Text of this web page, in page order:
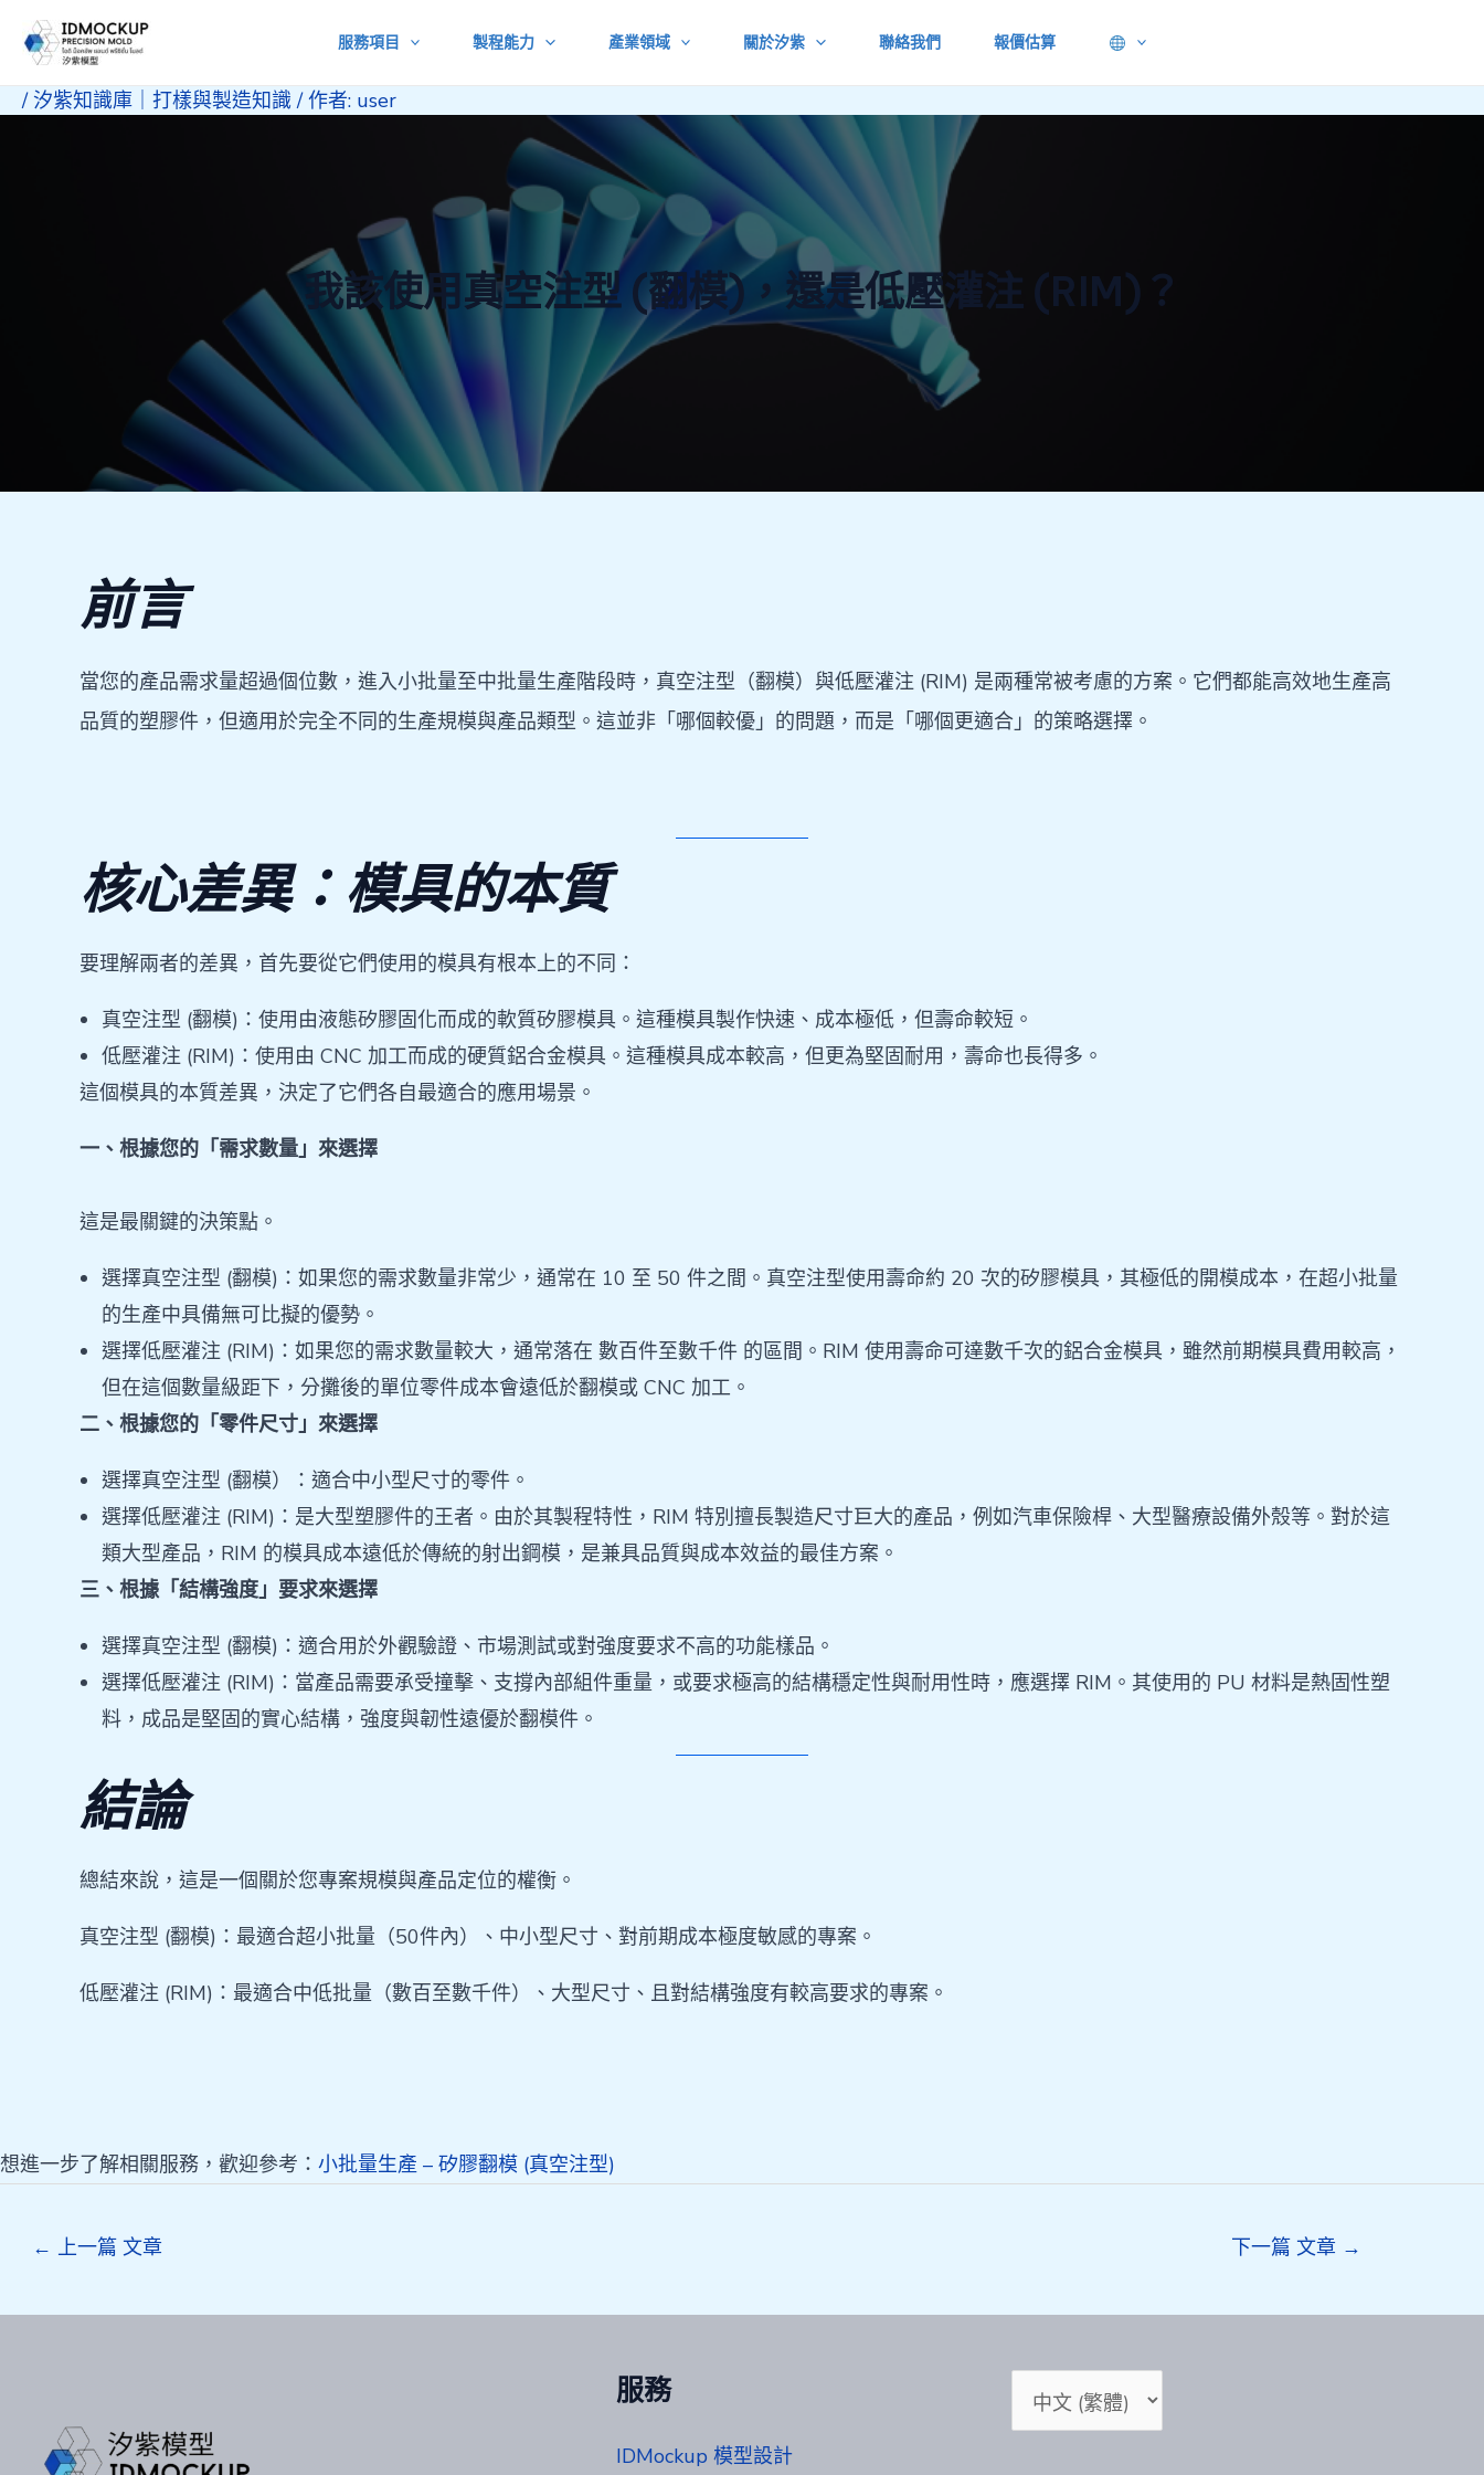
主
服務項目 製程能力 產業領域 關於汐紫 聯絡我們 報價估算
/汐紫知識庫｜打樣與製造知識/ 作者: user
我該使用真空注型 (翻模)，還是低壓灌注 (RIM)？
前言
當您的產品需求量超過個位數，進入小批量至中批量生產階段時，真空注型（翻模）與低壓灌注 (RIM) 是兩種常被考慮的方案。它們都能高效地生產高
品質的塑膠件，但適用於完全不同的生產規模與產品類型。這並非「哪個較優」的問題，而是「哪個更適合」的策略選擇。
核心差異：模具的本質
要理解兩者的差異，首先要從它們使用的模具有根本上的不同：
真空注型 (翻模)：使用由液態矽膠固化而成的軟質矽膠模具。這種模具製作快速、成本極低，但壽命較短。
低壓灌注 (RIM)：使用由 CNC 加工而成的硬質鋁合金模具。這種模具成本較高，但更為堅固耐用，壽命也長得多。
這個模具的本質差異，決定了它們各自最適合的應用場景。
一、根據您的「需求數量」來選擇
這是最關鍵的決策點。
選擇真空注型 (翻模)：如果您的需求數量非常少，通常在 10 至 50 件之間。真空注型使用壽命約 20 次的矽膠模具，其極低的開模成本，在超小批量
的生產中具備無可比擬的優勢。
選擇低壓灌注 (RIM)：如果您的需求數量較大，通常落在 數百件至數千件 的區間。RIM 使用壽命可達數千次的鋁合金模具，雖然前期模具費用較高，
但在這個數量級距下，分攤後的單位零件成本會遠低於翻模或 CNC 加工。
二、根據您的「零件尺寸」來選擇
選擇真空注型 (翻模）：適合中小型尺寸的零件。
選擇低壓灌注 (RIM)：是大型塑膠件的王者。由於其製程特性，RIM 特別擅長製造尺寸巨大的產品，例如汽車保險桿、大型醫療設備外殼等。對於這
類大型產品，RIM 的模具成本遠低於傳統的射出鋼模，是兼具品質與成本效益的最佳方案。
三、根據「結構強度」要求來選擇
選擇真空注型 (翻模)：適合用於外觀驗證、市場測試或對強度要求不高的功能樣品。
選擇低壓灌注 (RIM)：當產品需要承受撞擊、支撐內部組件重量，或要求極高的結構穩定性與耐用性時，應選擇 RIM。其使用的 PU 材料是熱固性塑
料，成品是堅固的實心結構，強度與韌性遠優於翻模件。
結論
總結來說，這是一個關於您專案規模與產品定位的權衡。
真空注型 (翻模)：最適合超小批量（50件內）、中小型尺寸、對前期成本極度敏感的專案。
低壓灌注 (RIM)：最適合中低批量（數百至數千件）、大型尺寸、且對結構強度有較高要求的專案。
想進一步了解相關服務，歡迎參考： 小批量生產 – 矽膠翻模 (真空注型)
← 上一篇 文章 下一篇 文章 →
服務
IDMockup 模型設計
Choose